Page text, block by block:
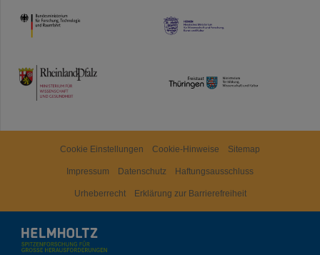
HMWK
TMWWDG
Cookie Einstellungen Cookie-Hinweise Sitemap
Impressum Datenschutz Haftungsausschluss
Urheberrecht Erklärung zur Barrierefreiheit